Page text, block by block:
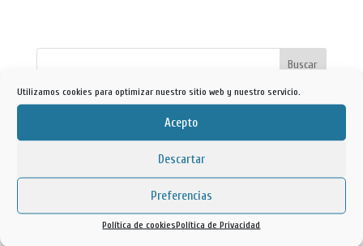
Utilizamos cookies para optimizar nuestro sitio web y nuestro servicio.
Acepto
Descartar
Preferencias
Política de cookiesPolítica de Privacidad
ALTA TENSION
coste de la energía
febrero 8, 2023